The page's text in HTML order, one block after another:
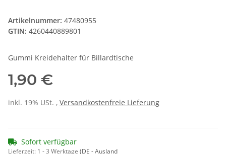
Artikelnummer: 47480955
GTIN: 4260440889801
Gummi Kreidehalter für Billardtische
1,90 €
inkl. 19% USt. , Versandkostenfreie Lieferung
Sofort verfügbar
Lieferzeit: 1 - 3 Werktage (DE - Ausland